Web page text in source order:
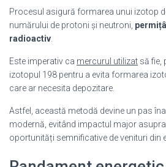
Procesul asigură formarea unui izotop
numărului de protoni și neutroni,
radioactiv
Este imperativ ca mercurul utilizat să fie,
izotopul 198 pentru a evita formarea
care ar necesita depozitare.
Astfel, această metodă devine un pas
modernă, evitând impactul major
oportunități semnificative de venituri din